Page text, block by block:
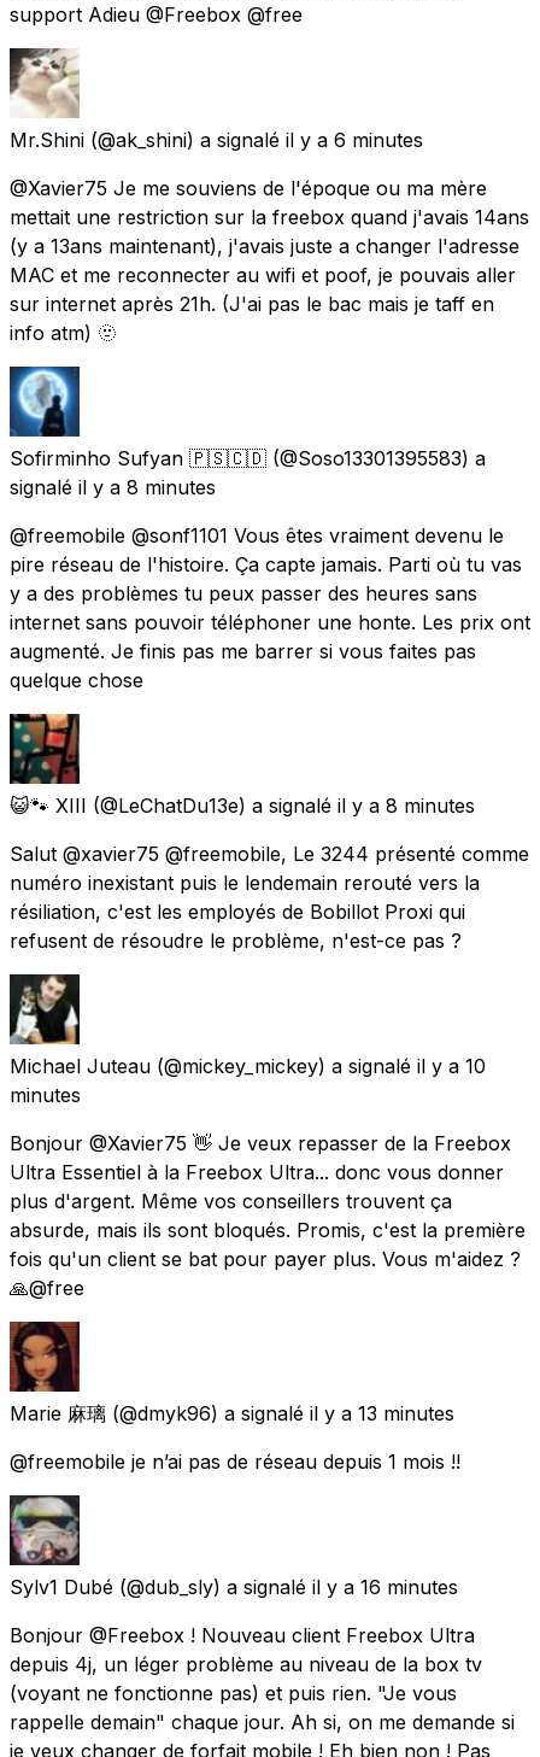
support Adieu @Freebox @free
Mr.Shini (@ak_shini) a signalé il y a 6 minutes
@Xavier75 Je me souviens de l'époque ou ma mère
mettait une restriction sur la freebox quand j'avais 14ans
(y a 13ans maintenant), j'avais juste a changer l'adresse
MAC et me reconnecter au wifi et poof, je pouvais aller
sur internet après 21h. (J'ai pas le bac mais je taff en
info atm) 🫥
Sofirminho Sufyan 🇵🇸🇨🇩 (@Soso13301395583) a
signalé il y a 8 minutes
@freemobile @sonf1101 Vous êtes vraiment devenu le
pire réseau de l'histoire. Ça capte jamais. Parti où tu vas
y a des problèmes tu peux passer des heures sans
internet sans pouvoir téléphoner une honte. Les prix ont
augmenté. Je finis pas me barrer si vous faites pas
quelque chose
😺🐾 XIII (@LeChatDu13e) a signalé il y a 8 minutes
Salut @xavier75 @freemobile, Le 3244 présenté comme
numéro inexistant puis le lendemain rerouté vers la
résiliation, c'est les employés de Bobillot Proxi qui
refusent de résoudre le problème, n'est-ce pas ?
Michael Juteau (@mickey_mickey) a signalé il y a 10
minutes
Bonjour @Xavier75 👋 Je veux repasser de la Freebox
Ultra Essentiel à la Freebox Ultra... donc vous donner
plus d'argent. Même vos conseillers trouvent ça
absurde, mais ils sont bloqués. Promis, c'est la première
fois qu'un client se bat pour payer plus. Vous m'aidez ?
🙏@free
Marie 麻璃 (@dmyk96) a signalé il y a 13 minutes
@freemobile je n’ai pas de réseau depuis 1 mois !!
Sylv1 Dubé (@dub_sly) a signalé il y a 16 minutes
Bonjour @Freebox ! Nouveau client Freebox Ultra
depuis 4j, un léger problème au niveau de la box tv
(voyant ne fonctionne pas) et puis rien. "Je vous
rappelle demain" chaque jour. Ah si, on me demande si
je veux changer de forfait mobile ! Eh bien non ! Pas